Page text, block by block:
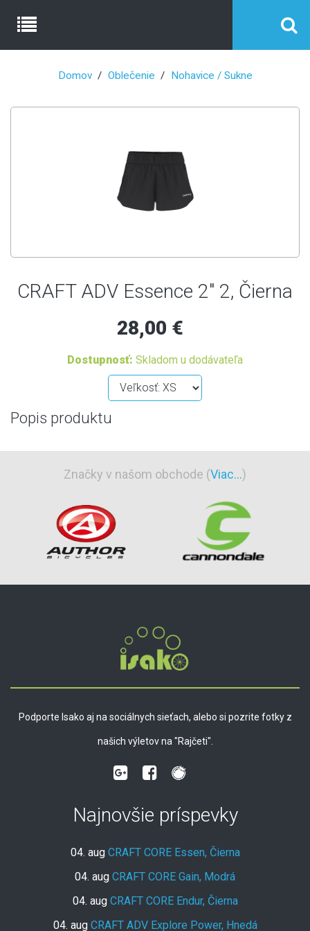
Domov Oblečenie Nohavice / Sukne
CRAFT ADV Essence 2" 2, Čierna
28,00 €
Dostupnosť: Skladom u dodávateľa
Popis produktu
Značky v našom obchode (Viac...)
Podporte Isako aj na sociálnych sieťach, alebo si pozrite fotky z
našich výletov na "Rajčeti".
Najnovšie príspevky
04. aug CRAFT CORE Essen, Čierna
04. aug CRAFT CORE Gain, Modrá
04. aug CRAFT CORE Endur, Čierna
04. aug CRAFT ADV Explore Power, Hnedá